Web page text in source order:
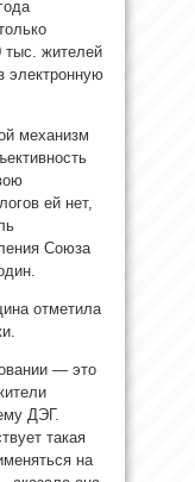
тыс. жителей
электронную
механизм
ей нет,
Союза
отметила
— это
ДЭГ.
такая
на